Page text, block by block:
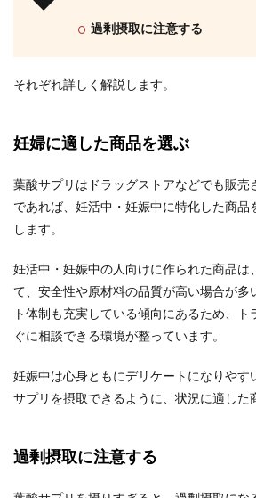
過剰摂取に注意する
それぞれ詳しく解説します。
妊婦に適した商品を選ぶ
葉酸サプリはドラッグストアなどでも販売
であれば、妊活中・妊娠中に特化した商品
します。
妊活中・妊娠中の人向けに作られた商品は
て、安全性や原材料の品質が高い場合が多
ト体制も充実している傾向にあるため、ト
ぐに相談できる環境が整っています。
妊娠中は心身ともにデリケートになりやす
サプリを摂取できるように、状況に適した
過剰摂取に注意する